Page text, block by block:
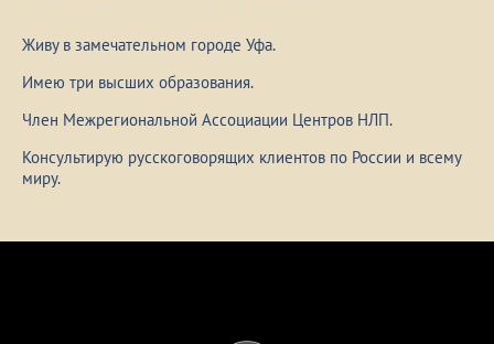
Живу в замечательном городе Уфа.
Имею три высших образования.
Член Межрегиональной Ассоциации Центров НЛП.
Консультирую русскоговорящих клиентов по России и всему
миру.